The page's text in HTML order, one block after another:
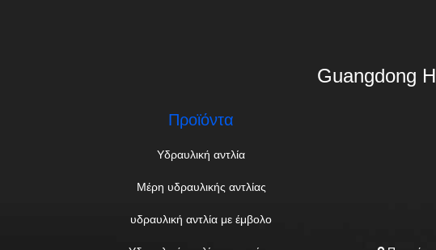
Guangdong
Προϊόντα
Υδραυλική αντλία
Μέρη υδραυλικής αντλίας
υδραυλική αντλία με έμβολο